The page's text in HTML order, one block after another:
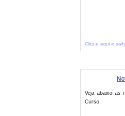
Clique aqui e
Veja abaixo as
Curso.